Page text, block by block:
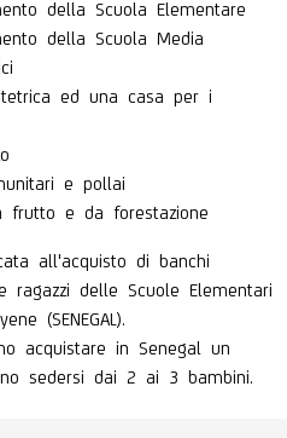
della Scuola Elementare
della Scuola Media
ed una casa per i
e pollai
frutto e da forestazione
all'acquisto di banchi
delle Scuole Elementari
(SENEGAL).
acquistare in Senegal un
sedersi dai 2 ai 3 bambini.